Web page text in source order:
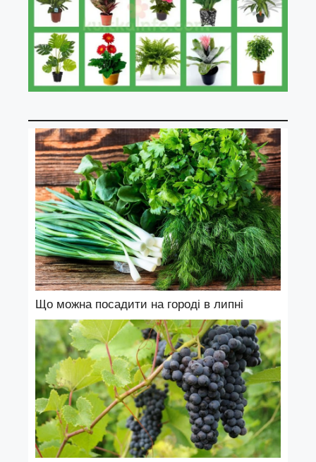
Що можна посадити на городі в липні